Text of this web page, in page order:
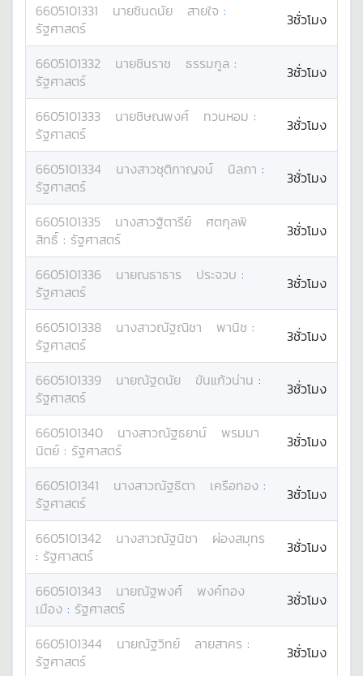
6605101331 นายชินดนัย สายใจ :
รัฐศาสตร์
3ชั่วโมง
6605101332 นายชินราช ธรรมกูล :
รัฐศาสตร์
3ชั่วโมง
6605101333 นายชิษณพงศ์ ทวนหอม :
รัฐศาสตร์
3ชั่วโมง
6605101334 นางสาวชุติกาญจน์ นิลภา :
รัฐศาสตร์
3ชั่วโมง
6605101335 นางสาวฐิตารีย์
ศตกุลพิ
สิทธิ์ : รัฐศาสตร์ 3ชั่วโมง
6605101336 นายณธาธาร ประจวบ :
รัฐศาสตร์
3ชั่วโมง
6605101338 นางสาวณัฐณิชา พานิช :
รัฐศาสตร์
3ชั่วโมง
6605101339 นายณัฐดนัย ขันแก้วน่าน :
รัฐศาสตร์
3ชั่วโมง
6605101340 นางสาวณัฐธยาน์
พรมมา
นิตย์ : รัฐศาสตร์ 3ชั่วโมง
6605101341 นางสาวณัฐธิตา เครือทอง :
รัฐศาสตร์
3ชั่วโมง
6605101342 นางสาวณัฐนิชา
ผ่องสมุทร
: รัฐศาสตร์ 3ชั่วโมง
6605101343 นายณัฐพงศ์
พงค์ทอง
เมือง : รัฐศาสตร์ 3ชั่วโมง
6605101344 นายณัฐวิทย์ ลายสาคร :
รัฐศาสตร์
3ชั่วโมง